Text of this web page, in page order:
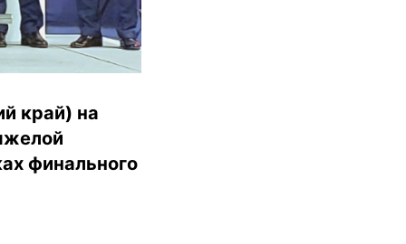
край) на
финального